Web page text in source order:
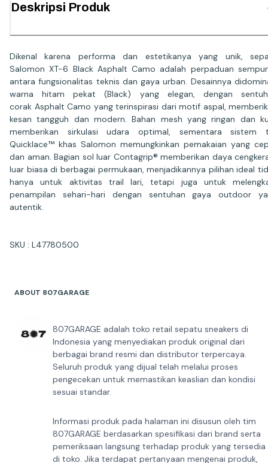
Deskripsi Produk
Dikenal karena performa dan estetikanya yang unik,
Salomon XT-6 Black Asphalt Camo adalah perpaduan
antara fungsionalitas teknis dan gaya urban. Desainnya
warna hitam pekat (Black) yang elegan, dengan
corak Asphalt Camo yang terinspirasi dari motif aspal,
kesan tangguh dan modern. Bahan mesh yang ringan dan
memberikan sirkulasi udara optimal, sementara sistem
Quicklace™ khas Salomon memungkinkan pemakaian yang
dan aman. Bagian sol luar Contagrip® memberikan daya
luar biasa di berbagai permukaan, menjadikannya pilihan ideal
hanya untuk aktivitas trail lari, tetapi juga untuk
penampilan sehari-hari dengan sentuhan gaya outdoor
autentik.
SKU : L47780500
ABOUT 807GARAGE
807GARAGE adalah toko retail sepatu sneakers di
Indonesia yang menyediakan produk original dari
berbagai brand resmi dan distributor terpercaya.
Seluruh produk yang dijual telah melalui proses
pengecekan untuk memastikan keaslian dan kondisi
sesuai standar.
Informasi produk pada halaman ini disusun oleh tim
807GARAGE berdasarkan spesifikasi dari brand serta
pemeriksaan langsung terhadap produk yang tersedia
di toko. Jika terdapat pertanyaan mengenai produk,